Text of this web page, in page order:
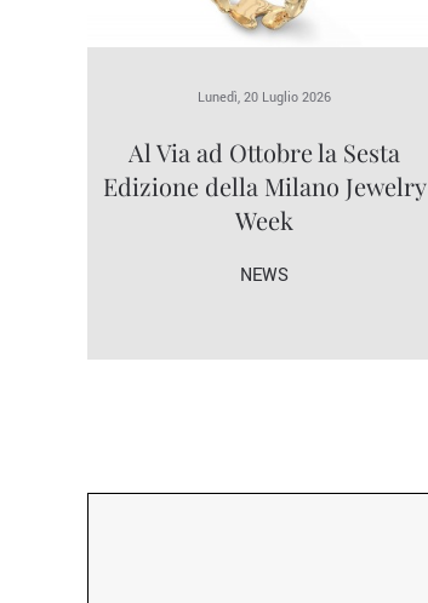
Lunedì, 20 Luglio 2026
Al Via ad Ottobre la Sesta
Edizione della Milano Jewelry
Week
NEWS